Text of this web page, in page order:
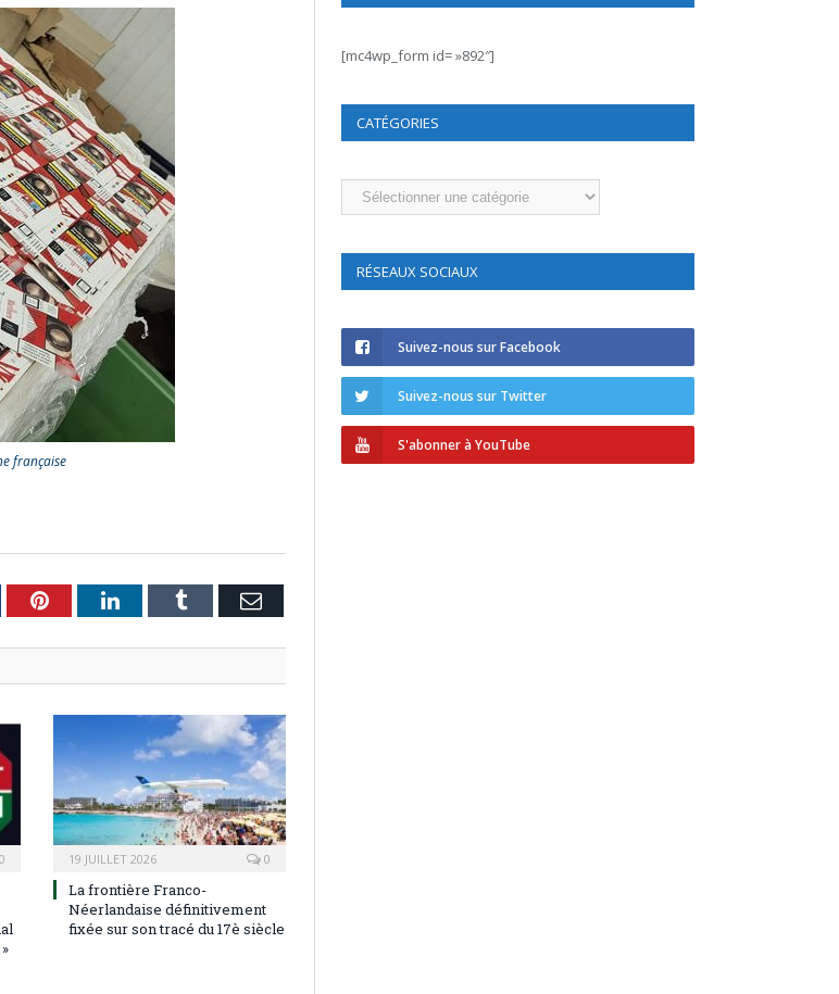
française
PinterestLinkedInTumblr Email
0 19 JUILLET 2026 0
La frontière Franco-
Néerlandaise définitivement
fixée sur son tracé du 17è siècle
[mc4wp_form id= »892″]
CATÉGORIES
Catégories
RÉSEAUX SOCIAUX
Suivez-nous sur Facebook
Suivez-nous sur Twitter
S'abonner à YouTube